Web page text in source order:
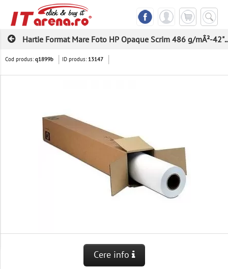
Hartie Format Mare Foto HP Opaque Scrim 486 g/mÂ²-
Cod produs:q1899b ID produs: 13147
Cere info